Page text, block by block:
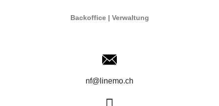
Backoffice | Verwaltung
nf@linemo.ch